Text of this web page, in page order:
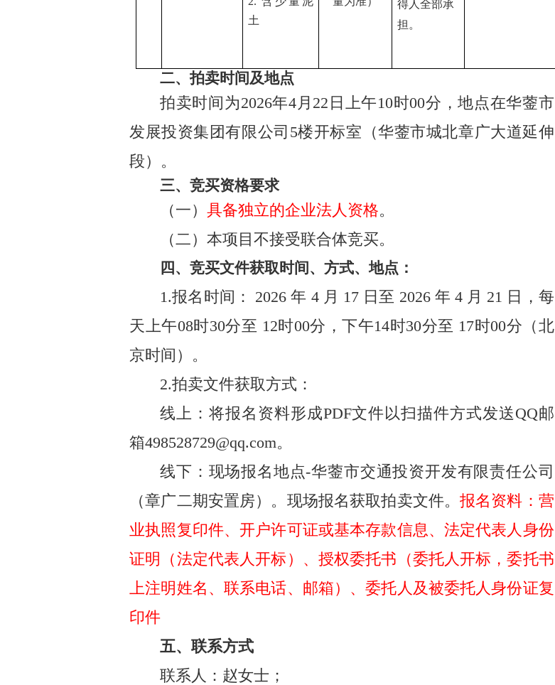
土
得人全部承
担。
二、拍卖时间及地点
拍卖时间为2026年4月 22 日上午10时00分，地点在华蓥市
发展投资集团有限公司 5楼开标室（华蓥市城北章广大道延伸
段）。
三、竞买资格要求
（一）具备独立的企业法人资格。
（二）本项目不接受联合体竞买。
四 、竞买文件获取时间、方式、地点：
1.报名时间： 2026年 4 月 17 日至 2026 年 4 月 21 日，每
天上午08时30分至 12时00分，下午14时30分至 17时00分（北
京时间）。
2.拍卖文件获取方式：
线上：将报名资料形成PDF文件以扫描件方式发送QQ邮
箱498528729@qq.com。
线下：现场报名地点-华蓥市交通投资开发有限责任公司
（章广二期安置房）。现场报名获取拍卖文件。报名资料：营
业执照复印件、开户许可证或基本存款信息、法定代表人身份
证明（法定代表人开标）、授权委托书（委托人开标，委托书
上注明姓名、联系电话、邮箱）、委托人及被委托人身份证复
印件
五、联系方式
联系人：赵女士；